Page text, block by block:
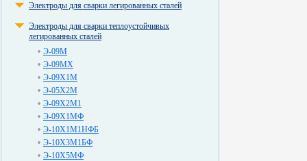
Электроды для сварки легированных сталей
Электроды для сварки теплоустойчивых
легированных сталей
Э-09М
Э-09МХ
Э-09Х1М
Э-05Х2М
Э-09Х2М1
Э-09Х1МФ
Э-10Х1М1НФБ
Э-10Х3М1БФ
Э-10Х5МФ